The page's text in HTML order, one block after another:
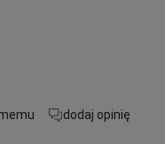
dodaj opinię